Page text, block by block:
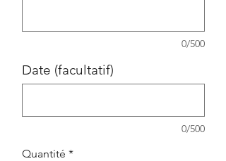
0/500
Date (facultatif)
0/500
Quantité *